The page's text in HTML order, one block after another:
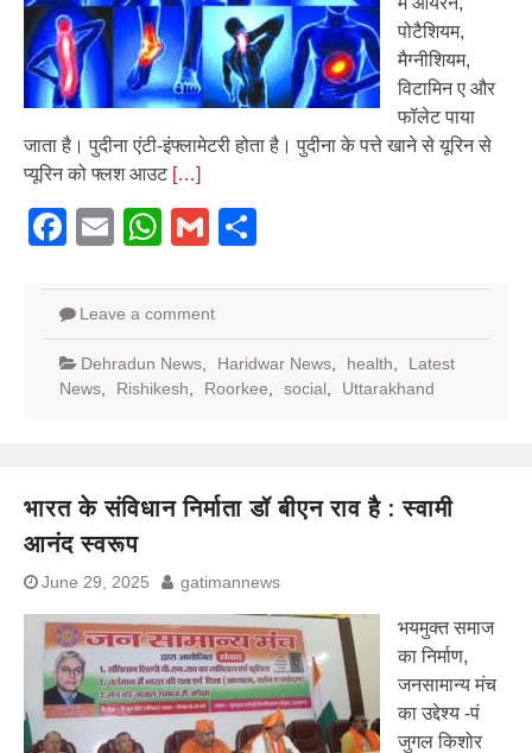
पोटैशियम,
मैग्नीशियम,
विटामिन ए और
फॉलेट पाया
जाता है। पुदीना एंटी-इंफ्लामेटरी होता है। पुदीना के पत्ते खाने से यूरिन से
प्यूरिन को फ्लश आउट […]
Facebook
EmailWhatsApp
Gmail
Leave a comment
Dehradun News Haridwar News health
Latest
News
Rishikesh Roorkee social Uttarakhand
भारत के संविधान निर्माता डॉ बीएन राव है : स्वामी
आनंद स्वरूप
June 29, 2025 gatimannews
भयमुक्त समाज
का निर्माण,
जनसामान्य मंच
का उद्देश्य -पं
जुगल किशोर